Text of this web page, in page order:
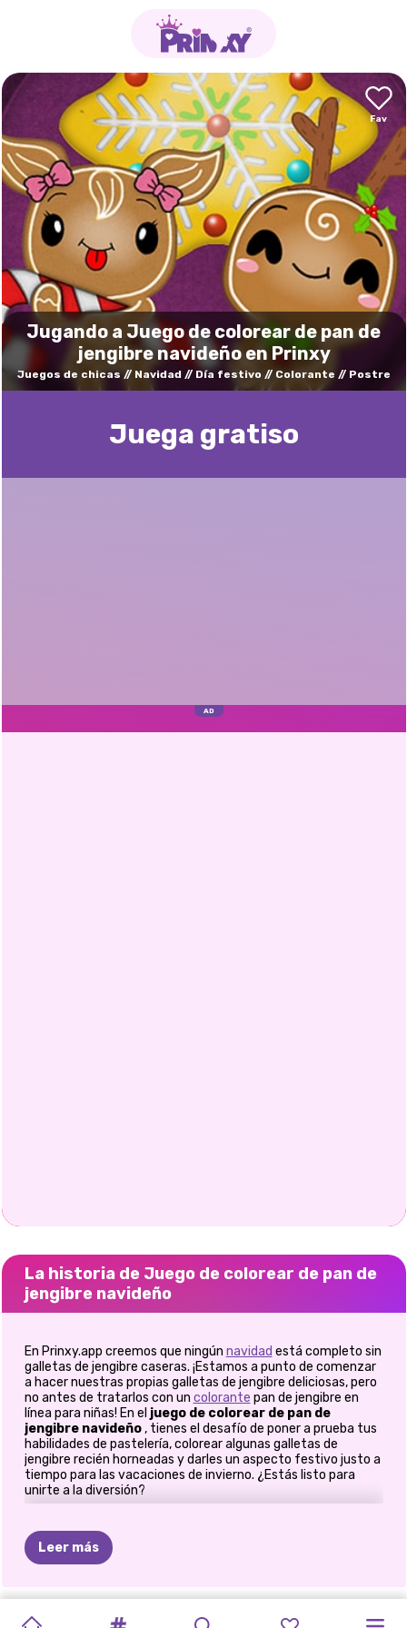
Jugando a Juego de colorear de pan de
jengibre navideño en Prinxy
Juegos de chicas Navidad Día festivo Colorante Postre
Juega gratisо
La historia de Juego de colorear de pan de
jengibre navideño
En Prinxy.app creemos que ningún navidad está completo sin
galletas de jengibre caseras. ¡Estamos a punto de comenzar
a hacer nuestras propias galletas de jengibre deliciosas, pero
no antes de tratarlos con un colorante pan de jengibre en
línea para niñas! En el juego de colorear de pan de
jengibre navideño, tienes el desafío de poner a prueba tus
habilidades de pastelería, colorear algunas galletas de
jengibre recién horneadas y darles un aspecto festivo justo a
tiempo para las vacaciones de invierno. ¿Estás listo para
unirte a la diversión?
encontrarás cinco galletas de jengibre con temas navideños.
Nuestra talentosa chef los horneó esta mañana, los decoró
con un glaseado de manto blanco brillante, y ahora solo
artistas, intervienen! Nuestra selección de galletas de
Leer más
CELEBRACIÓN
NAVIDAD PRINCESAS
TENDENCIAS PRINCESAS CÓMO